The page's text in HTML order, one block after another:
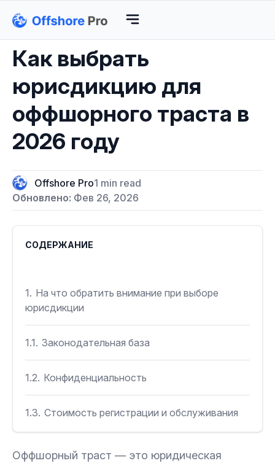
Как выбрать
юрисдикцию для
оффшорного траста в
2026 году
Offshore Pro1 min read
Обновлено: Фев 26, 2026
СОДЕРЖАНИЕ
1. На что обратить внимание при выборе
юрисдикции
1.1. Законодательная база
1.2. Конфиденциальность
1.3. Стоимость регистрации и обслуживания
Оффшорный траст — это юридическая